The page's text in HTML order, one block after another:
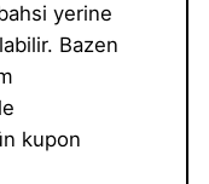
yerine
Bazen
kupon